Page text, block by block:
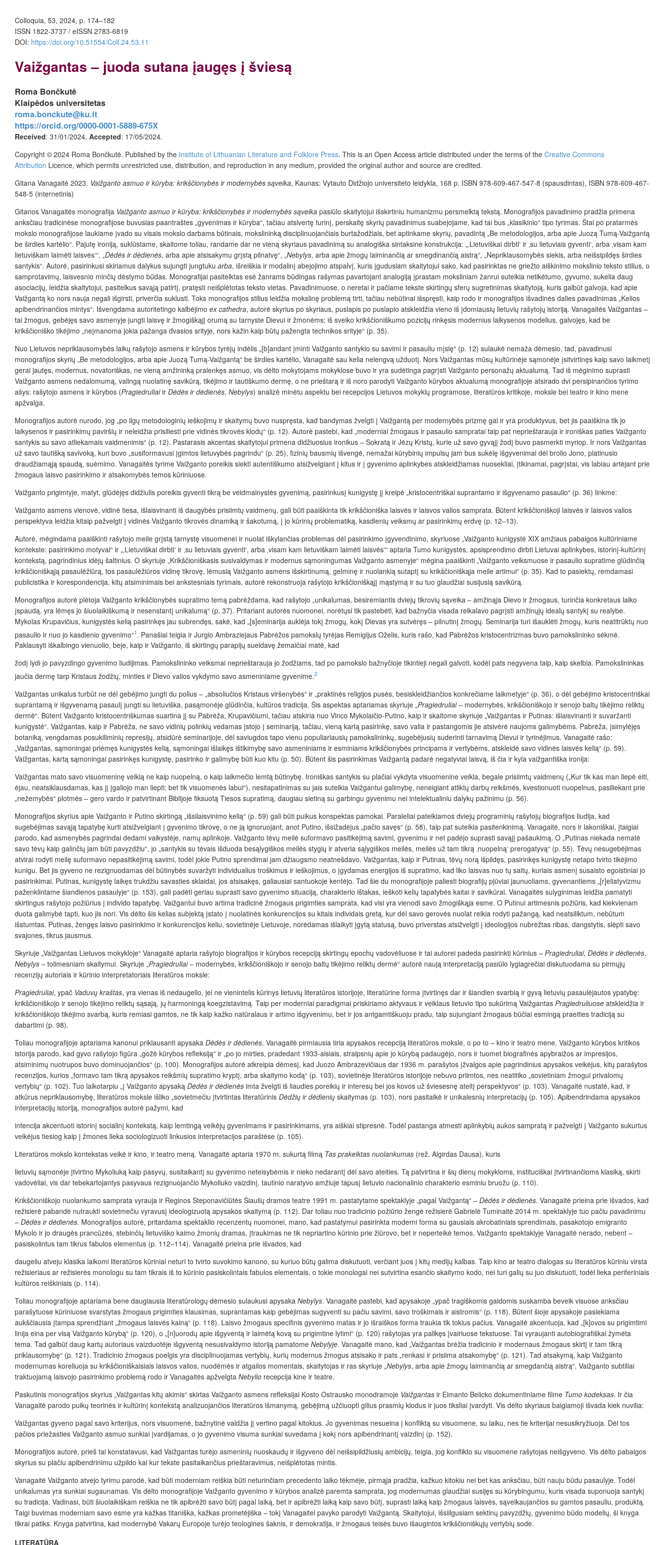
Colloquia, 53, 2024, p. 174–182
ISSN 1822-3737 / eISSN 2783-6819
DOI: https://doi.org/10.51554/Coll.24.53.11
Vaižgantas – juoda sutana įaugęs į šviesą
Roma Bončkutė
Klaipėdos universitetas
roma.bonckute@ku.lt
https://orcid.org/0000-0001-5889-675X
Received: 31/01/2024. Accepted: 17/05/2024.
Copyright © 2024 Roma Bončkutė. Published by the Institute of Lithuanian Literature and Folklore Press. This is an Open Access article distributed under the terms of the Creative Commons
Attribution Licence, which permits unrestricted use, distribution, and reproduction in any medium, provided the original author and source are credited.
Gitana Vanagaitė 2023. Vaižganto asmuo ir kūryba: krikščionybės ir modernybės sąveika, Kaunas: Vytauto Didžiojo universiteto leidykla, 168 p. ISBN 978-609-467-547-8 (spausdintas), ISBN 978-609-467-
548-5 (internetinis)
Gitanos Vanagaitės monografija Vaižganto asmuo ir kūryba: krikščionybės ir modernybės sąveika pasiūlo skaitytojui išskirtiniu humanizmu persmelktą tekstą. Monografijos pavadinimo pradžia primena
anksčiau tradicinėse monografijose buvusias paantraštes „gyvenimas ir kūryba“, tačiau atsivertę turinį, perskaitę skyrių pavadinimus suabejojame, kad tai bus „klasikinio“ tipo tyrimas. Štai po pratarmės
mokslo monografijose laukiame įvado su visais mokslo darbams būtinais, mokslininką disciplinuojančiais burtažodžiais, bet aptinkame skyrių, pavadintą „Be metodologijos, arba apie Juozą Tumą-Vaižgantą
be širdies kartėlio“. Pajutę ironiją, suklūstame, skaitome toliau, randame dar ne vieną skyriaus pavadinimą su analogiška sintaksine konstrukcija: „‚Lietuviškai dirbti‘ ir ‚su lietuviais gyventi‘, arba ‚visam kam
lietuviškam laimėti laisvės‘“, „Dėdės ir dėdienės, arba apie atsisakymu grįstą pilnatvę“, „Nebylys, arba apie žmogų laiminančią ar smegdinančią aistrą“, „Nepriklausomybės siekis, arba neišsipildęs širdies
santykis“. Autorė, pasirinkusi skiriamus dalykus sujungti jungtuku arba, išreiškia ir modalinį abejojimo atspalvį, kuris įgudusiam skaitytojui sako, kad pasirinktas ne griežto aiškinimo mokslinio teksto stilius, o
samprotavimų, laisvesnio minčių dėstymo būdas. Monografijai pasitelktas esė žanrams būdingas rašymas pavartojant analogiją įprastam moksliniam žanrui suteikia netikėtumo, gyvumo, sukelia daug
asociacijų, leidžia skaitytojui, pasitelkus savąją patirtį, pratęsti neišplėtotas teksto vietas. Pavadinimuose, o neretai ir pačiame tekste skirtingų sferų sugretinimas skaitytoją, kuris galbūt galvoja, kad apie
Vaižgantą ko nors nauja negali išgirsti, priverčia suklusti. Toks monografijos stilius leidžia mokslinę problemą tirti, tačiau nebūtinai išspręsti, kaip rodo ir monografijos išvadinės dalies pavadinimas „Kelios
apibendrinančios mintys“. Išvengdama autoritetingo kalbėjimo ex cathedra, autorė skyrius po skyriaus, puslapis po puslapio atskleidžia vieno iš įdomiausių lietuvių rašytojų istoriją. Vanagaitės Vaižgantas –
tai žmogus, gebėjęs savo asmenyje jungti laisvę ir žmogiškąjį orumą su tarnyste Dievui ir žmonėms; iš sveiko krikščioniškumo pozicijų rinkęsis modernius laikysenos modelius, galvojęs, kad be
krikščioniško tikėjimo „neįmanoma jokia pažanga dvasios srityje, nors kažin kaip būtų pažengta technikos srityje“ (p. 35).
Nuo Lietuvos nepriklausomybės laikų rašytojo asmens ir kūrybos tyrėjų indėlis „[b]andant įminti Vaižganto santykio su savimi ir pasauliu mįslę“ (p. 12) sulaukė nemaža dėmesio, tad, pavadinusi
monografijos skyrių „Be metodologijos, arba apie Juozą Tumą-Vaižgantą“ be širdies kartėlio, Vanagaitė sau kelia nelengvą užduotį. Nors Vaižgantas mūsų kultūrinėje sąmonėje įsitvirtinęs kaip savo laikmetį
gerai jautęs, modernus, novatoriškas, ne vieną amžininką pralenkęs asmuo, vis dėlto mokytojams mokyklose buvo ir yra sudėtinga pagrįsti Vaižganto personažų aktualumą. Tad iš mėginimo suprasti
Vaižganto asmens nedalomumą, valingą nuolatinę savikūrą, tikėjimo ir tautiškumo dermę, o ne prieštarą ir iš noro parodyti Vaižganto kūrybos aktualumą monografijoje atsirado dvi persipinančios tyrimo
ašys: rašytojo asmens ir kūrybos (Pragiedruliaiir Dėdės ir dėdienės, Nebylys) analizė minėtu aspektu bei recepcijos Lietuvos mokyklų programose, literatūros kritikoje, moksle bei teatro ir kino mene
apžvalga.
Monografijos autorė nurodo, jog „po ilgų metodologinių ieškojimų ir skaitymų buvo nuspręsta, kad bandymas žvelgti į Vaižgantą per modernybės prizmę gal ir yra produktyvus, bet jis paaiškina tik jo
laikysenos ir pasirinkimų paviršių ir neleidžia prisiliesti prie vidinės tikrovės klodų“ (p. 12). Autorė pastebi, kad „moderniai žmogaus ir pasaulio sampratai taip pat neprieštarauja ir ironiškas paties Vaižganto
santykis su savo atliekamais vaidmenimis“ (p. 12). Pastarasis akcentas skaitytojui primena didžiuosius ironikus – Sokratą ir Jėzų Kristų, kurie už savo gyvąjį žodį buvo pasmerkti myriop. Ir nors Vaižgantas
už savo tautišką savivoką, kuri buvo „susiformavusi įgimtos lietuvybės pagrindu“ (p. 25), fizinių bausmių išvengė, nemažai kūrybinių impulsų jam bus sukėlę išgyvenimai dėl brolio Jono, platinusio
draudžiamąją spaudą, suėmimo. Vanagaitės tyrime Vaižganto poreikis siekti autentiškumo atsižvelgiant į kitus ir į gyvenimo aplinkybes atskleidžiamas nuosekliai, įtikinamai, pagrįstai, vis labiau artėjant prie
žmogaus laisvo pasirinkimo ir atsakomybės temos kūriniuose.
Vaižganto prigimtyje, matyt, glūdėjęs didžiulis poreikis gyventi tikrą be veidmainystės gyvenimą, pasirinkusį kunigystę jį kreipė „kristocentriškai suprantamo ir išgyvenamo pasaulio“ (p. 36) linkme:
Vaižganto asmens vienovė, vidinė tiesa, išlaisvinanti iš daugybės prisiimtų vaidmenų, gali būti paaiškinta tik krikščioniška laisvės ir laisvos valios samprata. Būtent krikščioniškoji laisvės ir laisvos valios
perspektyva leidžia kitaip pažvelgti į vidinės Vaižganto tikrovės dinamiką ir šakotumą, į jo kūrinių problematiką, kasdienių veiksmų ar pasirinkimų erdvę (p. 12–13).
Autorė, mėgindama paaiškinti rašytojo meile grįstą tarnystę visuomenei ir nuolat iškylančias problemas dėl pasirinkimo įgyvendinimo, skyriuose „Vaižganto kunigystė XIX amžiaus pabaigos kultūriniame
kontekste: pasirinkimo motyvai“ ir „‚Lietuviškai dirbti‘ ir ‚su lietuviais gyventi‘, arba ‚visam kam lietuviškam laimėti laisvės‘“ aptaria Tumo kunigystės, apsisprendimo dirbti Lietuvai aplinkybes, istorinį-kultūrinį
kontekstą, pagrindinius idėjų šaltinius. O skyriuje „Krikščioniškasis susivaldymas ir modernus sąmoningumas Vaižganto asmenyje“ mėgina paaiškinti „Vaižganto veiksmuose ir pasaulio supratime glūdinčią
krikščioniškąją pasaulėžiūrą, tos pasaulėžiūros vidinę tikrovę, lėmusią Vaižganto asmens išskirtinumą, gelminę ir nuolankią sutaptį su krikščioniškąja meile artimui“ (p. 35). Kad to pasiektų, remdamasi
publicistika ir korespondencija, kitų atsiminimais bei ankstesniais tyrimais, autorė rekonstruoja rašytojo krikščioniškąjį mąstymą ir su tuo glaudžiai susijusią savikūrą.
Monografijos autorė plėtoja Vaižganto krikščionybės supratimo temą pabrėždama, kad rašytojo „unikalumas, besiremiantis dviejų tikrovių sąveika – amžinąja Dievo ir žmogaus, turinčia konkretaus laiko
įspaudą, yra lėmęs jo šiuolaikiškumą ir nesenstantį unikalumą“ (p. 37). Pritariant autorės nuomonei, norėtųsi tik pastebėti, kad bažnyčia visada reikalavo pagrįsti amžinųjų idealų santykį su realybe.
Mykolas Krupavičius, kunigystės kelią pasirinkęs jau subrendęs, sakė, kad „[s]eminarija auklėja tokį žmogų, kokį Dievas yra sutvėręs – pilnutinį žmogų. Seminarija turi išauklėti žmogų, kuris neatitrūktų nuo
pasaulio ir nuo jo kasdienio gyvenimo“1. Panašiai teigia ir Jurgio Ambraziejaus Pabrėžos pamokslų tyrėjas Remigijus Oželis, kuris rašo, kad Pabrėžos kristocentrizmas buvo pamokslininko sėkmė.
Paklausyti iškalbingo vienuolio, beje, kaip ir Vaižganto, iš skirtingų parapijų sueidavę žemaičiai matė, kad
žodį lydi jo pavyzdingo gyvenimo liudijimas. Pamokslininko veiksmai neprieštarauja jo žodžiams, tad po pamokslo bažnyčioje tikintieji negali galvoti, kodėl pats negyvena taip, kaip skelbia. Pamokslininkas
jaučia dermę tarp Kristaus žodžių, minties ir Dievo valios vykdymo savo asmeniniame gyvenime.2
Vaižgantas unikalus turbūt ne dėl gebėjimo jungti du polius – „absoliučios Kristaus viršenybės“ ir „praktinės religijos pusės, besiskleidžiančios konkrečiame laikmetyje“ (p. 36), o dėl gebėjimo kristocentriškai
suprantamą ir išgyvenamą pasaulį jungti su lietuviška, pasąmonėje glūdinčia, kultūros tradicija. Šis aspektas aptariamas skyriuje „Pragiedruliai– modernybės, krikščioniškojo ir senojo baltų tikėjimo reliktų
dermė“. Būtent Vaižganto kristocentriškumas suartina jį su Pabrėža, Krupavičiumi, tačiau atskiria nuo Vinco Mykolaičio-Putino, kaip ir skaitome skyriuje „Vaižgantas ir Putinas: išlaisvinanti ir suvaržanti
kunigystė“. Vaižgantas, kaip ir Pabrėža, ne savo vidinių polinkių vedamas įstojo į seminariją, tačiau, vieną kartą pasirinkę, savo valia ir pastangomis jie atsivėrė naujoms galimybėms. Pabrėža, įsimylėjęs
botaniką, vengdamas posukiliminių represijų, atsidūrė seminarijoje, dėl saviugdos tapo vienu populiariausių pamokslininkų, sugebėjusių suderinti tarnavimą Dievui ir tyrinėjimus. Vanagaitė rašo:
„Vaižgantas, sąmoningai priėmęs kunigystės kelią, sąmoningai išlaikęs ištikimybę savo asmeniniams ir esminiams krikščionybės principams ir vertybėms, atskleidė savo vidinės laisvės kelią“ (p. 59).
Vaižgantas, kartą sąmoningai pasirinkęs kunigystę, pasirinko ir galimybę būti kuo kitu (p. 50). Būtent šis pasirinkimas Vaižgantą padarė negatyviai laisvą, iš čia ir kyla vaižgantiška ironija:
Vaižgantas mato savo visuomeninę veiklą ne kaip nuopelną, o kaip laikmečio lemtą būtinybę. Ironiškas santykis su plačiai vykdyta visuomenine veikla, begale prisiimtų vaidmenų („Kur tik kas man liepė eiti,
ėjau, neatsiklausdamas, kas jį įgaliojo man liepti: bet tik visuomenės labui“), nesitapatinimas su jais suteikia Vaižgantui galimybę, neneigiant atliktų darbų reikšmės, kvestionuoti nuopelnus, pasiliekant prie
„nežemybės“ plotmės – gero vardo ir patvirtinant Biblijoje fiksuotą Tiesos supratimą, daugiau sietiną su garbingu gyvenimu nei intelektualiniu dalykų pažinimu (p. 56).
Monografijos skyrius apie Vaižganto ir Putino skirtingą „išsilaisvinimo kelią“ (p. 59) gali būti puikus konspektas pamokai. Paraleliai pateikiamos dviejų programinių rašytojų biografijos liudija, kad
sugebėjimas savąją tapatybę kurti atsižvelgiant į gyvenimo tikrovę, o ne ją ignoruojant, anot Putino, išsižadėjus „pačio savęs“ (p. 58), taip pat suteikia pasitenkinimą. Vanagaitė, nors ir lakoniškai, įtaigiai
parodo, kad asmenybės pagrindai dedami vaikystėje, namų aplinkoje. Vaižganto tėvų meilė suformavo pasitikėjimą savimi, gyvenimu ir net padėjo suprasti savąjį pašaukimą. O „Putinas niekada nematė
savo tėvų kaip galinčių jam būti pavyzdžiu“, jo „santykis su tėvais išduoda besąlygiškos meilės stygių ir atveria sąlygiškos meilės, meilės už tam tikrą ‚nuopelną‘ prerogatyvą“ (p. 55). Tėvų nesugebėjimas
atvirai rodyti meilę suformavo nepasitikėjimą savimi, todėl jokie Putino sprendimai jam džiaugsmo neatnešdavo. Vaižgantas, kaip ir Putinas, tėvų norą išpildęs, pasirinkęs kunigystę netapo tvirto tikėjimo
kunigu. Bet jis gyveno ne rezignuodamas dėl būtinybės suvaržyti individualius troškimus ir ieškojimus, o įgydamas energijos iš supratimo, kad liko laisvas nuo tų saitų, kuriais asmenį susaisto egoistiniai jo
pasirinkimai. Putinas, kunigystę laikęs trukdžiu savasties sklaidai, jos atsisakęs, galiausiai santuokoje kentėjo. Tad šie du monografijoje paliesti biografijų pjūviai jaunuoliams, gyvenantiems „[r]eliatyvizmu
paženklintame šiandienos pasaulyje“ (p. 153), gali padėti geriau suprasti savo gyvenimo situaciją, charakterio ištakas, ieškoti kelių tapatybės kaitai ir savikūrai. Vanagaitės sulyginimas leidžia pamatyti
skirtingus rašytojo požiūrius į individo tapatybę. Vaižgantui buvo artima tradicinė žmogaus prigimties samprata, kad visi yra vienodi savo žmogiškąja esme. O Putinui artimesnis požiūris, kad kiekvienam
duota galimybė tapti, kuo jis nori. Vis dėlto šis kelias subjektą įstato į nuolatinės konkurencijos su kitais individais gretą, kur dėl savo gerovės nuolat reikia rodyti pažangą, kad neatsiliktum, nebūtum
išstumtas. Putinas, žengęs laisvo pasirinkimo ir konkurencijos keliu, sovietinėje Lietuvoje, norėdamas išlaikyti įgytą statusą, buvo priverstas atsižvelgti į ideologijos nubrėžtas ribas, dangstytis, slėpti savo
svajones, tikrus jausmus.
Skyriuje „Vaižgantas Lietuvos mokykloje“ Vanagaitė aptaria rašytojo biografijos ir kūrybos recepciją skirtingų epochų vadovėliuose ir tai autorei padeda pasirinkti kūrinius – Pragiedruliai, Dėdės ir dėdienės,
Nebylys – tolimesniam skaitymui. Skyriuje „Pragiedruliai– modernybės, krikščioniškojo ir senojo baltų tikėjimo reliktų dermė“ autorė naują interpretaciją pasiūlo lygiagrečiai diskutuodama su pirmųjų
recenzijų autoriais ir kūrinio interpretatoriais literatūros moksle:
Pragiedruliai, ypač Vaduvų kraštas, yra vienas iš nedaugelio, jei ne vienintelis kūrinys lietuvių literatūros istorijoje, literatūrine forma įtvirtinęs dar ir šiandien svarbią ir gyvą lietuvių pasaulėjautos ypatybę:
krikščioniškojo ir senojo tikėjimo reliktų sąsają, jų harmoningą koegzistavimą. Taip per moderniai paradigmai priskiriamo aktyvaus ir veiklaus lietuvio tipo sukūrimą Vaižgantas Pragiedruliuose atskleidžia ir
krikščioniškojo tikėjimo svarbą, kuris remiasi gamtos, ne tik kaip kažko natūralaus ir artimo išgyvenimu, bet ir jos antgamtiškuoju pradu, taip sujungiant žmogaus būčiai esmingą praeities tradiciją su
dabartimi (p. 98).
Toliau monografijoje aptariama kanonui priklausanti apysaka Dėdės ir dėdienės. Vanagaitė pirmiausia tiria apysakos recepciją literatūros moksle, o po to – kino ir teatro mene. Vaižganto kūrybos kritikos
istorija parodo, kad gyvo rašytojo figūra „gožė kūrybos refleksiją“ ir „po jo mirties, pradedant 1933-aisiais, straipsnių apie jo kūrybą padaugėjo, nors ir tuomet biografinės apybraižos ar impresijos,
atsiminimų nuotrupos buvo dominuojančios“ (p. 100). Monografijos autorė atkreipia dėmesį, kad Juozo Ambrazevičiaus dar 1936 m. parašytos įžvalgos apie pagrindinius apysakos veikėjus, kitų parašytos
recenzijos, kurios „formavo tam tikrą apysakos reikšmių supratimo kryptį, arba skaitymo kodą“ (p. 103), sovietinėje literatūros istorijoje nebuvo priimtos, nes neatitiko „sovietiniam žmogui privalomų
vertybių“ (p. 102). Tuo laikotarpiu „į Vaižganto apysaką Dėdės ir dėdienės imta žvelgti iš liaudies poreikių ir interesų bei jos kovos už šviesesnę ateitį perspektyvos“ (p. 103). Vanagaitė nustatė, kad, ir
atkūrus nepriklausomybę, literatūros moksle išliko „sovietmečiu įtvirtintas literatūrinis Dėdžių ir dėdienių skaitymas (p. 103), nors pasitaikė ir unikalesnių interpretacijų (p. 105). Apibendrindama apysakos
interpretacijų istoriją, monografijos autorė pažymi, kad
intencija akcentuoti istorinį socialinį kontekstą, kaip lemtingą veikėjų gyvenimams ir pasirinkimams, yra aiškiai stipresnė. Todėl pastanga atmesti aplinkybių aukos sampratą ir pažvelgti į Vaižganto sukurtus
veikėjus tiesiog kaip į žmones lieka sociologizuoti linkusios interpretacijos paraštėse (p. 105).
Literatūros mokslo kontekstas veikė ir kino, ir teatro meną. Vanagaitė aptaria 1970 m. sukurtą filmą Tas prakeiktas nuolankumas (rež. Algirdas Dausa), kuris
lietuvių sąmonėje įtvirtino Mykoliuką kaip pasyvų, susitaikantį su gyvenimo neteisybėmis ir nieko nedarantį dėl savo ateities. Tą patvirtina ir šių dienų mokykloms, instituciškai įtvirtinančioms klasiką, skirti
vadovėliai, vis dar tebekartojantys pasyvaus rezignuojančio Mykoliuko vaizdinį, tautinio naratyvo amžiuje tapusį lietuvio nacionalinio charakterio esminiu bruožu (p. 110).
Krikščioniškojo nuolankumo samprata vyrauja ir Reginos Steponavičiūtės Šiaulių dramos teatre 1991 m. pastatytame spektaklyje „pagal Vaižgantą“ – Dėdės ir dėdienės. Vanagaitė prieina prie išvados, kad
režisierė pabandė nutraukti sovietmečiu vyravusį ideologizuotą apysakos skaitymą (p. 112). Dar toliau nuo tradicinio požiūrio žengė režisierė Gabrielė Tuminaitė 2014 m. spektaklyje tuo pačiu pavadinimu
– Dėdės ir dėdienės. Monografijos autorė, pritardama spektaklio recenzentų nuomonei, mano, kad pastatymui pasirinkta moderni forma su gausiais akrobatiniais sprendimais, pasakotojo emigranto
Mykolo ir jo draugės prancūzės, stebinčių lietuviško kaimo žmonių dramas, įtraukimas ne tik nepriartino kūrinio prie žiūrovo, bet ir neperteikė temos. Vaižganto spektaklyje Vanagaitė nerado, nebent –
pasiskolintus tam tikrus fabulos elementus (p. 112–114). Vanagaitė prieina prie išvados, kad
daugeliu atveju klasika laikomi literatūros kūriniai neturi to tvirto suvokimo kanono, su kuriuo būtų galima diskutuoti, verčiant juos į kitų medijų kalbas. Taip kino ar teatro dialogas su literatūros kūriniu virsta
režisieriaus ar režisierės monologu su tam tikrais iš to kūrinio pasiskolintais fabulos elementais, o tokie monologai nei sutvirtina esančio skaitymo kodo, nei turi galių su juo diskutuoti, todėl lieka periferiniais
kultūros reiškiniais (p. 114).
Toliau monografijoje aptariama bene daugiausia literatūrologų dėmesio sulaukusi apysaka Nebylys. Vanagaitė pastebi, kad apysakoje „ypač tragiškomis gaidomis suskamba beveik visuose anksčiau
parašytuose kūriniuose svarstytas žmogaus prigimties klausimas, suprantamas kaip gebėjimas sugyventi su pačiu savimi, savo troškimais ir aistromis“ (p. 118). Būtent šioje apysakoje pasiekiama
aukščiausia įtampa sprendžiant „žmogaus laisvės kainą“ (p. 118). Laisvo žmogaus specifinis gyvenimo matas ir jo išraiškos forma traukia tik tokius pačius. Vanagaitė akcentuoja, kad „[k]ovos su prigimtimi
linija eina per visą Vaižganto kūrybą“ (p. 120), o „[n]uorodų apie išgyventą ir laimėtą kovą su prigimtine lytimi“ (p. 120) rašytojas yra palikęs įvairiuose tekstuose. Tai vyraujanti autobiografiškai žymėta
tema. Tad galbūt daug kartų autoriaus vaizduotėje išgyventą nesusivaldymo istoriją pamatome Nebylyje. Vanagaitė mano, kad „Vaižgantas brėžia tradicinio ir modernaus žmogaus skirtį ir tam tikrą
priklausomybę“ (p. 121). Tradicinio žmogaus poelgis yra disciplinuojamas vertybių, kurių modernus žmogus atsisako ir pats „renkasi ir prisiima atsakomybę“ (p. 121). Tad atsakymą, kaip Vaižganto
modernumas koreliuoja su krikščioniškaisiais laisvos valios, nuodėmės ir atgailos momentais, skaitytojas ir ras skyriuje „Nebylys, arba apie žmogų laiminančią ar smegdančią aistrą“. Vaižganto subtiliai
traktuojamą laisvojo pasirinkimo problemą rodo ir Vanagaitės apžvelgta Nebylio recepcija kine ir teatre.
Paskutinis monografijos skyrius „Vaižgantas kitų akimis“ skirtas Vaižganto asmens refleksijai Kosto Ostrausko monodramoje Vaižgantas ir Eimanto Belicko dokumentiniame filme Tumo kodeksas. Ir čia
Vanagaitė parodo puikų teorinės ir kultūrinį kontekstą analizuojančios literatūros išmanymą, gebėjimą užčiuopti gilius prasmių klodus ir juos tiksliai įvardyti. Vis dėlto skyriaus baigiamoji išvada kiek nuvilia:
Vaižgantas gyveno pagal savo kriterijus, nors visuomenė, bažnytinė valdžia jį vertino pagal kitokius. Jo gyvenimas nesueina į konfliktą su visuomene, su laiku, nes tie kriterijai nesusikryžiuoja. Dėl tos
pačios priežasties Vaižganto asmuo sunkiai įvardijamas, o jo gyvenimo visuma sunkiai suvedama į kokį nors apibendrinantį vaizdinį (p. 152).
Monografijos autorė, prieš tai konstatavusi, kad Vaižgantas turėjo asmeninių nuoskaudų ir išgyveno dėl neišsipildžiusių ambicijų, teigia, jog konflikto su visuomene rašytojas neišgyveno. Vis dėlto pabaigos
skyrius su plačiu apibendrinimu užpildo kai kur tekste pasitaikančius prieštaravimus, neišplėtotas mintis.
Vanagaitė Vaižganto atvejo tyrimu parodė, kad būti moderniam reiškia būti neturinčiam precedento laiko tėkmėje, pirmąja pradžia, kažkuo kitokiu nei bet kas anksčiau, būti nauju būdu pasaulyje. Todėl
unikalumas yra sunkiai sugaunamas. Vis dėlto monografijoje Vaižganto gyvenimo ir kūrybos analizė paremta samprata, jog modernumas glaudžiai susijęs su kūrybingumu, kuris visada suponuoja santykį
su tradicija. Vadinasi, būti šiuolaikiškam reiškia ne tik apibrėžti savo būtį pagal laiką, bet ir apibrėžti laiką kaip savo būtį, suprasti laiką kaip žmogaus laisvės, sąveikaujančios su gamtos pasauliu, produktą.
Taigi buvimas moderniam savo esme yra kažkas titaniška, kažkas prometėjiška – tokį Vanagaitei pavyko parodyti Vaižgantą. Skaitytojui, išsiilgusiam sektinų pavyzdžių, gyvenimo būdo modelių, ši knyga
tikrai patiks. Knyga patvirtina, kad modernybė Vakarų Europoje turėjo teologines šaknis, ir demokratija, ir žmogaus teisės buvo išaugintos krikščioniškųjų vertybių sode.
LITERATŪRA